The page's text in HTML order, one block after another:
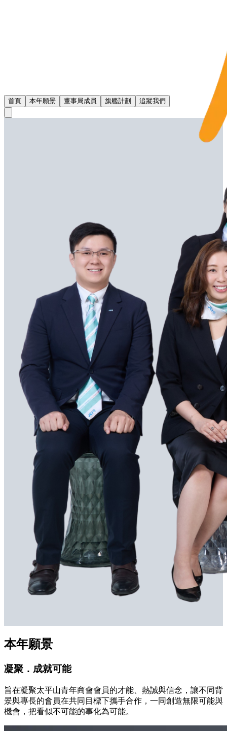
首頁 本年願景 董事局成員 旗艦計劃 追蹤我們
本年願景
凝聚．成就可能
旨在凝聚太平山青年商會會員的才能、熱誠與信念，讓不同背
景與專長的會員在共同目標下攜手合作，一同創造無限可能與
機會，把看似不可能的事化為可能。